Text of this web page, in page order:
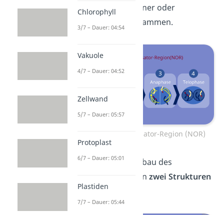
der Bauplan von einer oder
mehreren NORs stammen.
Nucleolus-Organisator-Region (NOR)
Du kannst den Aufbau des
Kernkörperchens inzwei Strukturen
aufteilen:
Chlorophyll
3/7 – Dauer: 04:54
Vakuole
4/7 – Dauer: 04:52
Zellwand
5/7 – Dauer: 05:57
Protoplast
6/7 – Dauer: 05:01
Plastiden
7/7 – Dauer: 05:44